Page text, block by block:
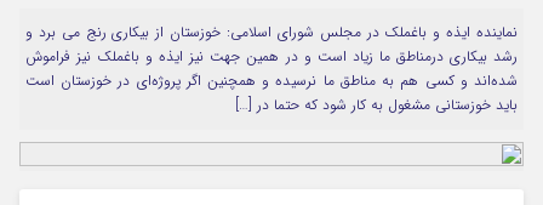
مرا به خاطر بسپار
نماینده ایذه و باغملک در مجلس شورای اسلامی: خوزستان از بیکاری رنج می برد و
رشد بیکاری درمناطق ما زیاد است و در همین جهت نیز ایذه و باغملک نیز فراموش
شده‌اند و کسی هم به مناطق ما نرسیده و همچنین اگر پروژه‌ای در خوزستان است
باید خوزستانی مشغول به کار شود که حتما در […]